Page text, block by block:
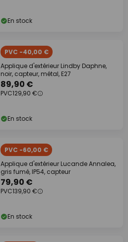
En stock
PVC -40,00 €
Applique d'extérieur Lindby Daphne,
noir, capteur, métal, E27
89,90 €
PVC129,90 €
En stock
PVC -60,00 €
Applique d'extérieur Lucande Annalea,
gris fumé, IP54, capteur
79,90 €
PVC139,90 €
En stock